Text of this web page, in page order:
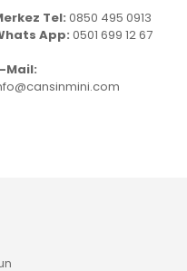
Tel: 0850 495 0913
App: 0501 699 12 67
Mail: